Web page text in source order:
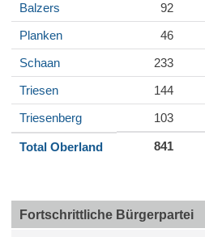
Balzers 92
Planken
46
Schaan
233
Triesen
144
Triesenberg
103
Total Oberland 841
Fortschrittliche Bürgerpartei